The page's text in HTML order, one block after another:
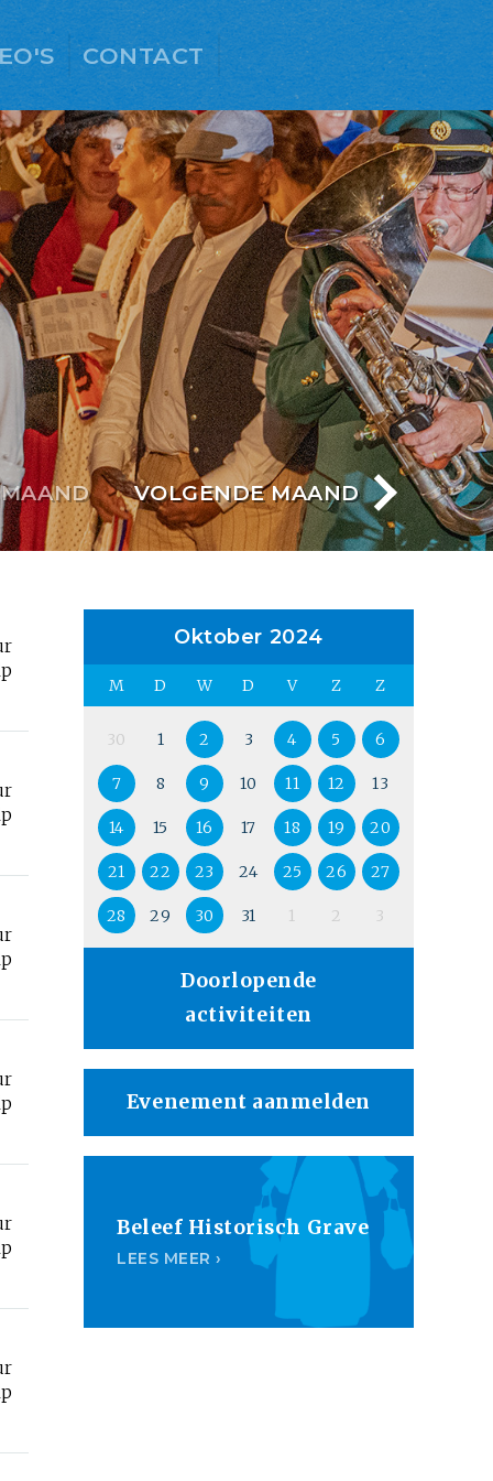
CONTACT
VOLGENDE MAAND
Oktober 2024
M D W D V Z Z
30 1 2 3 4 5 6
7 8 9 10 11 12 13
14 15 16 17 18 19 20
21 22 23 24 25 26 27
28 29 30 31 1 2 3
Doorlopende
activiteiten
Evenement aanmelden
Beleef Historisch Grave
LEES MEER ›